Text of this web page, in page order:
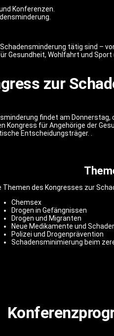
Konferenzen.
tätig sind –
Gesundheit, Wohlfahrt und
zur
findet am Donnerstag,
Kongress für Angehörige der
Entscheidungsträger. .
Themen des Kongresses zur
Chemsex
Drogen in Gefängnissen
Drogen und Migranten
Neue Medikamente und
Polizei und Drogenprävention
Schadensminimierung beim